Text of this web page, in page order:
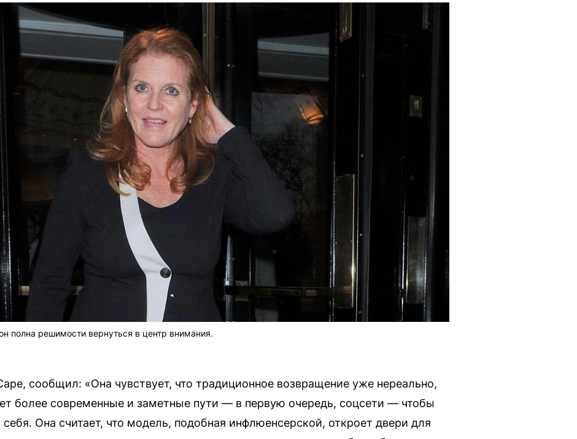
полна решимости вернуться в центр внимания.
сообщил: «Она чувствует, что традиционное возвращение уже нереально,
более современные и заметные пути — в первую очередь, соцсети — чтобы
Она считает, что модель, подобная инфлюенсерской, откроет двери для